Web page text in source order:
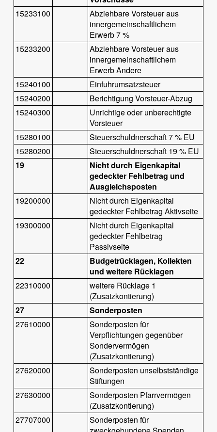
15233100
Abziehbare Vorsteuer aus
innergemeinschaftlichem
Erwerb 7 %
15233200
Abziehbare Vorsteuer aus
innergemeinschaftlichem
Erwerb Andere
15240100
Einfuhrumsatzsteuer
15240200
Berichtigung Vorsteuer-Abzug
15240300
Unrichtige oder unberechtigte
Vorsteuer
15280100
Steuerschuldnerschaft 7 % EU
15280200
Steuerschuldnerschaft 19 % EU
19
Nicht durch Eigenkapital
gedeckter Fehlbetrag und
Ausgleichsposten
19200000
Nicht durch Eigenkapital
gedeckter Fehlbetrag Aktivseite
19300000
Nicht durch Eigenkapital
gedeckter Fehlbetrag
Passivseite
22
Budgetrücklagen, Kollekten
und weitere Rücklagen
22310000
weitere Rücklage 1
(Zusatzkontierung)
27
Sonderposten
27610000
Sonderposten für
Verpflichtungen gegenüber
Sondervermögen
(Zusatzkontierung)
27620000
Sonderposten unselbstständige
Stiftungen
27630000
Sonderposten Pfarrvermögen
(Zusatzkontierung)
27707000
Sonderposten für